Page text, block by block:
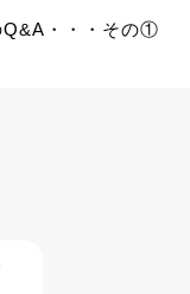
Q&A・・・その①